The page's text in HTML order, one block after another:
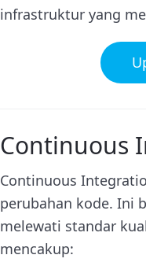
infrastruktur yang
Continuous
Continuous
perubahan kode. Ini
melewati standar
mencakup: